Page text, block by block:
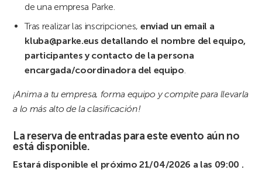
de una empresa Parke.
Tras realizar las inscripciones, enviad un email a
kluba@parke.eus detallando el nombre del equipo,
participantes y contacto de la persona
encargada/coordinadora del equipo
¡Anima a tu empresa, forma equipo y compite para llevarla
a lo más alto de la clasificación!
La reserva de entradas para este evento aún no
está disponible.
Estará disponible el próximo 21/04/2026 a las 09:00 .